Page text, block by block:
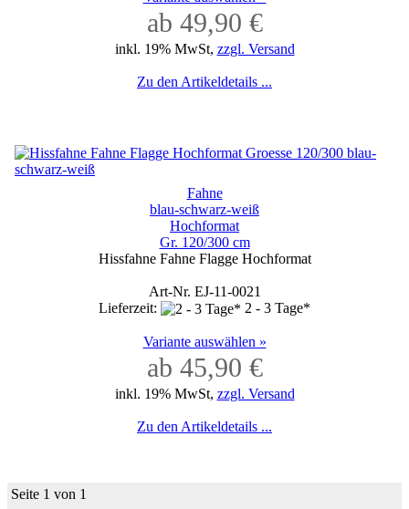
ab 49,90 €
inkl. 19% MwSt, zzgl. Versand
Zu den Artikeldetails ...
Fahne
blau-schwarz-weiß
Hochformat
Gr. 120/300 cm
Hissfahne Fahne Flagge Hochformat
Art-Nr. EJ-11-0021
Lieferzeit:
2 - 3 Tage*
Variante auswählen »
ab 45,90 €
inkl. 19% MwSt, zzgl. Versand
Zu den Artikeldetails ...
Seite 1 von 1